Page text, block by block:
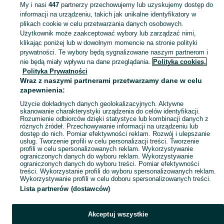
KATEGORIA
Skorzystaj z największego serwisu ogłoszeniowego - Gorzów Wielkopolski i okolice! - kupuj lub sprzedawaj jeszcze wygodniej w kategorii Figurki! Zobacz
Mapa kategorii
Mapa miejscowości
Mapa ministron
Popularne wyszukiwania
My i nasi 447partnerzy przechowujemy lub uzyskujemy dostęp do
informacji na urządzeniu, takich jak unikalne identyfikatory w
plikach cookie w celu przetwarzania danych osobowych.
Użytkownik może zaakceptować wybory lub zarządzać nimi,
klikając poniżej lub w dowolnym momencie na stronie polityki
prywatności. Te wybory będą sygnalizowane naszym partnerom i
nie będą miały wpływu na dane przeglądania. Polityka cookies,
Polityka Prywatności
Wraz z naszymi partnerami przetwarzamy dane w celu
zapewnienia:
Użycie dokładnych danych geolokalizacyjnych. Aktywne
skanowanie charakterystyki urządzenia do celów identyfikacji.
Rozumienie odbiorców dzięki statystyce lub kombinacji danych z
różnych źródeł. Przechowywanie informacji na urządzeniu lub
dostęp do nich. Pomiar efektywności reklam. Rozwój i ulepszanie
usług. Tworzenie profili w celu personalizacji treści. Tworzenie
profili w celu spersonalizowanych reklam. Wykorzystywanie
ograniczonych danych do wyboru reklam. Wykorzystywanie
ograniczonych danych do wyboru treści. Pomiar efektywności
treści. Wykorzystanie profili do wyboru spersonalizowanych reklam.
Wykorzystywanie profili w celu doboru spersonalizowanych treści.
Lista partnerów (dostawców)
Akceptuj wszystkie